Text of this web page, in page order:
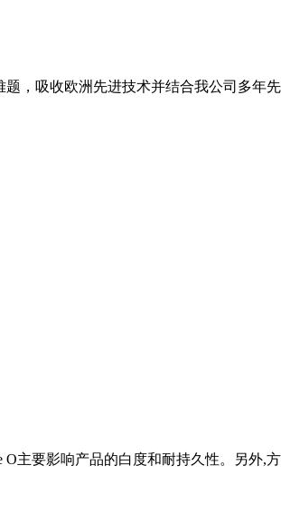
，吸收欧洲先进技术并结合我公司多年
主要影响产品的白度和耐持久性。另外,